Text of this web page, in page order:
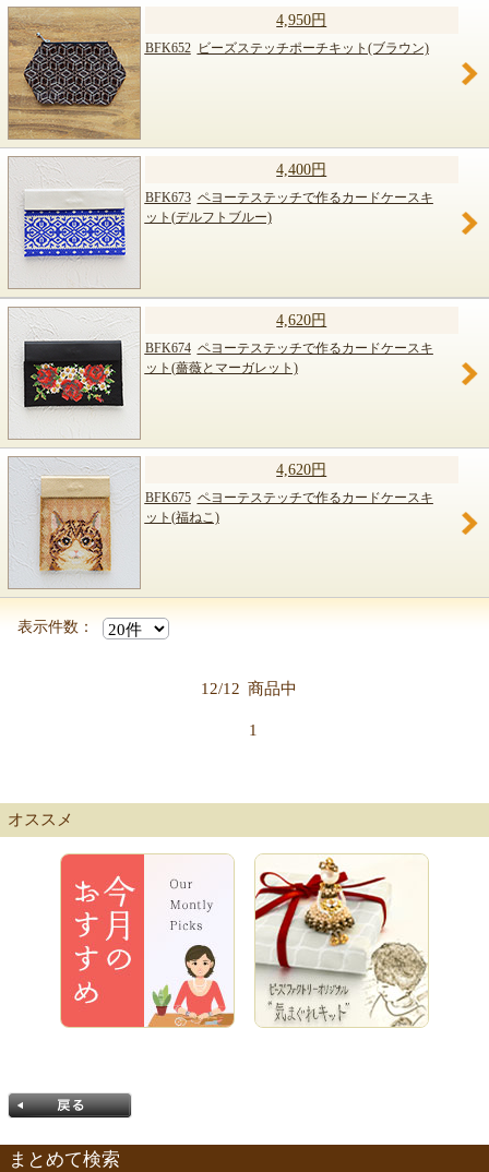
4,950円
BFK652 ビーズステッチポーチキット(ブラウン)
4,400円
BFK673 ペヨーテステッチで作るカードケースキ
ット(デルフトブルー)
4,620円
BFK674 ペヨーテステッチで作るカードケースキ
ット(薔薇とマーガレット)
4,620円
BFK675 ペヨーテステッチで作るカードケースキ
ット(福ねこ)
表示件数：
12/12 商品中
1
オススメ
まとめて検索